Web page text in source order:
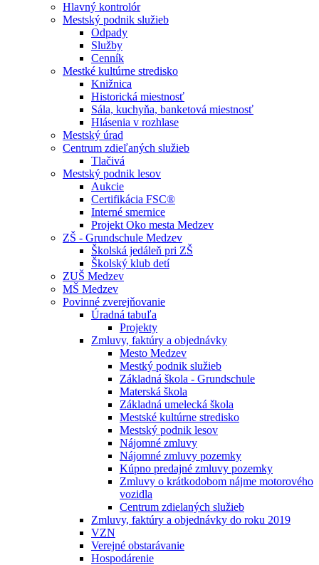
Hlavný kontrolór
Mestský podnik služieb
Odpady
Služby
Cenník
Mestké kultúrne stredisko
Knižnica
Historická miestnosť
Sála, kuchyňa, banketová miestnosť
Hlásenia v rozhlase
Mestský úrad
Centrum zdieľaných služieb
Tlačivá
Mestský podnik lesov
Aukcie
Certifikácia FSC®
Interné smernice
Projekt Oko mesta Medzev
ZŠ - Grundschule Medzev
Školská jedáleň pri ZŠ
Školský klub detí
ZUŠ Medzev
MŠ Medzev
Povinné zverejňovanie
Úradná tabuľa
Projekty
Zmluvy, faktúry a objednávky
Mesto Medzev
Mestký podnik služieb
Základná škola - Grundschule
Materská škola
Základná umelecká škola
Mestské kultúrne stredisko
Mestský podnik lesov
Nájomné zmluvy
Nájomné zmluvy pozemky
Kúpno predajné zmluvy pozemky
Zmluvy o krátkodobom nájme motorového
vozidla
Centrum zdielaných služieb
Zmluvy, faktúry a objednávky do roku 2019
VZN
Verejné obstarávanie
Hospodárenie